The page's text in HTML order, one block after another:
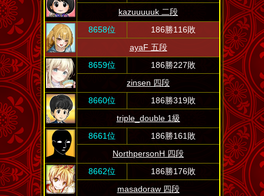
kazuuuuuk 二段
8658位
186勝116敗
ayaF 五段
8659位
186勝227敗
zinsen 四段
8660位
186勝319敗
triple_double 1級
8661位
186勝161敗
NorthpersonH 四段
8662位
186勝176敗
masadoraw 四段